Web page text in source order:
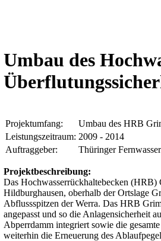
Umbau des
Projektumfang:
Umbau des HRB
Leistungszeitraum: 2009 - 2014
Auftraggeber:
Thüringer
Projektbeschreibung:
Das Hochwasserrückhaltebecken (HRB)
Hildburghausen, oberhalb der Ortslage
Abflussspitzen der Werra. Das HRB
angepasst und so die Anlagensicherheit
Abperrdamm integriert sowie die
weiterhin die Erneuerung des